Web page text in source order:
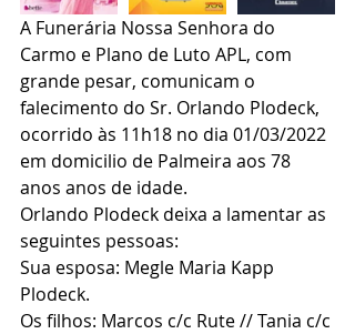
A Funerária Nossa Senhora do
Carmo e Plano de Luto APL, com
grande pesar, comunicam o
falecimento do Sr. Orlando Plodeck,
ocorrido às 11h18 no dia 01/03/2022
em domicilio de Palmeira aos 78
anos anos de idade.
Orlando Plodeck deixa a lamentar as
seguintes pessoas:
Sua esposa: Megle Maria Kapp
Plodeck.
Os filhos: Marcos c/c Rute // Tania c/c